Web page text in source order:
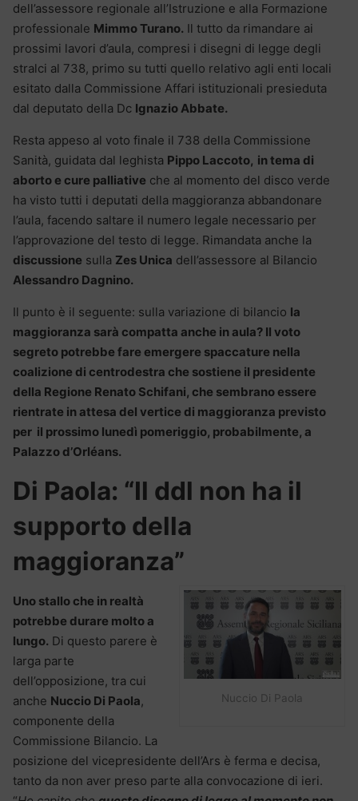
dell’assessore regionale all’Istruzione e alla Formazione
professionale Mimmo Turano. Il tutto da rimandare ai
prossimi lavori d’aula, compresi i disegni di legge degli
stralci al 738, primo su tutti quello relativo agli enti locali
esitato dalla Commissione Affari istituzionali presieduta
dal deputato della Dc Ignazio Abbate.
Resta appeso al voto finale il 738 della Commissione
Sanità, guidata dal leghista Pippo Laccoto, in tema di
aborto e cure palliative che al momento del disco verde
ha visto tutti i deputati della maggioranza abbandonare
l’aula, facendo saltare il numero legale necessario per
l’approvazione del testo di legge. Rimandata anche la
discussione sulla Zes Unica dell’assessore al Bilancio
Alessandro Dagnino.
Il punto è il seguente: sulla variazione di bilancio la
maggioranza sarà compatta anche in aula? Il voto
segreto potrebbe fare emergere spaccature nella
coalizione di centrodestra che sostiene il presidente
della Regione Renato Schifani, che sembrano essere
rientrate in attesa del vertice di maggioranza previsto
per il prossimo lunedì pomeriggio, probabilmente, a
Palazzo d’Orléans.
Di Paola: “Il ddl non ha il
supporto della
maggioranza”
Nuccio Di Paola
Uno stallo che in realtà
potrebbe durare molto a
lungo. Di questo parere è
larga parte
dell’opposizione, tra cui
anche Nuccio Di Paola,
componente della
Commissione Bilancio. La
posizione del vicepresidente dell’Ars è ferma e decisa,
tanto da non aver preso parte alla convocazione di ieri.